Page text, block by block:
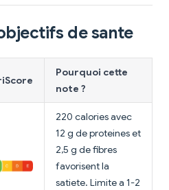
de sante
Pourquoi cette
note ?
220 calories avec
12 g de proteines et
2,5 g de fibres
favorisent la
satiete. Limite a 1-2